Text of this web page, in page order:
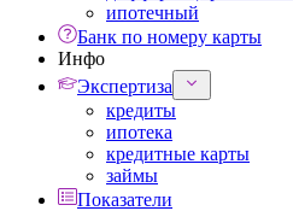
ипотечный
Банк по номеру карты
Инфо
Экспертиза
кредиты
ипотека
кредитные карты
займы
Показатели